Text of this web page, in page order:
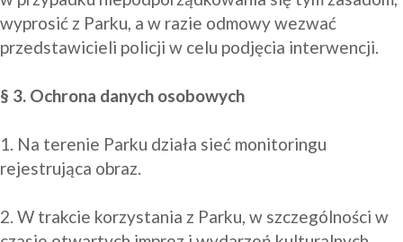
wyprosić z Parku, a w razie odmowy wezwać
przedstawicieli policji w celu podjęcia interwencji.
§ 3. Ochrona danych osobowych
1. Na terenie Parku działa sieć monitoringu
rejestrująca obraz.
2. W trakcie korzystania z Parku, w szczególności w